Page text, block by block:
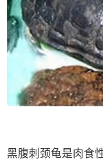
黑腹刺颈龟是肉食